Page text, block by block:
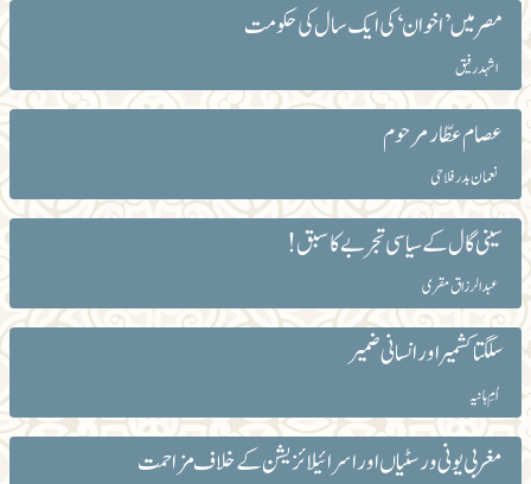
مصر میں ’اخوان‘ کی ایک سال کی حکومت
اشہد رفیق
عصام عطّا ر مرحوم
نعمان بدرفلاحی
سینی گال کے سیاسی تجربے کا سبق!
عبد الرزاق مقری
سلگتا کشمیر اور انسانی ضمیر
اُمِ ہانیہ
مغربی یونی ورسٹیاں اور اسرائیلائزیشن کے خلاف مزاحمت